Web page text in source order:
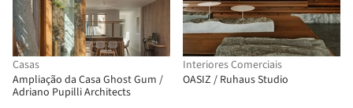
Casas
Ampliação da Casa Ghost Gum /
Adriano Pupilli Architects
Interiores Comerciais
OASIZ / Ruhaus Studio